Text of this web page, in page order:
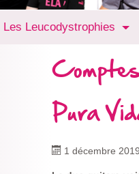
Les Leucodystrophies
Pura
1 décembre